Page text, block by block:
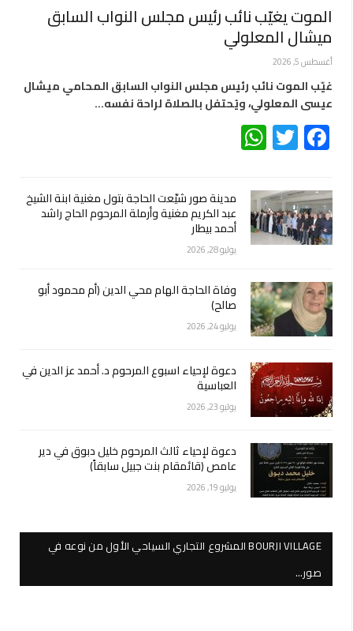
الموت يغيّب نائب رئيس مجلس النواب السابق
ميشال المعلولي
أغسطس 5, 2026
غيّب الموت نائب رئيس مجلس النواب السابق المحامي ميشال
عيسى المعلولي، ويُحتفل بالصلاة لراحة نفسه…
Facebook
Twitter
مدينة صور شيّعت الحاجة بتول مغنية ابنة الشيخ
عبد الكريم مغنية وأرملة المرحوم الحاج راشد
أحمد بيطار
يوليو 28, 2026
وفاة الحاجة الهام محي الدين (أم محمود أبو
صالح)
يوليو 24, 2026
دعوة لإحياء اسبوع المرحوم د. أحمد عز الدين في
العباسية
يوليو 23, 2026
دعوة لإحياء ثالث المرحوم خليل دبوق في دير
عامص (قائمقام بنت جبيل سابقاً)
يوليو 19, 2026
BOURJI VILLAGE المشروع التجاري السياحي الأول من نوعه في
صور…